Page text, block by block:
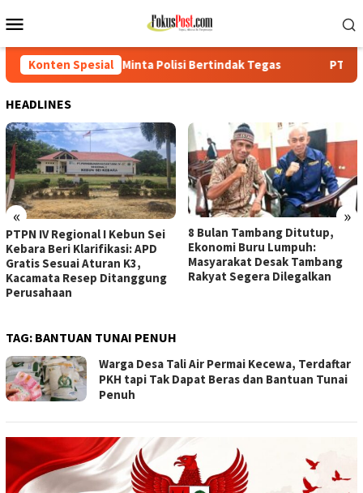
ke
Mobile
Konten Spesial
Polisi Bertindak Tegas PTPN IV Regional I Kebun
HEADLINES
« »
PTPN IV Regional I Kebun Sei
Kebara Beri Klarifikasi: APD
Gratis Sesuai Aturan K3,
Kacamata Resep Ditanggung
Perusahaan
8 Bulan Tambang Ditutup,
Ekonomi Buru Lumpuh:
Masyarakat Desak Tambang
Rakyat Segera Dilegalkan
TAG: BANTUAN TUNAI PENUH
Warga Desa Tali Air Permai Kecewa, Terdaftar
PKH tapi Tak Dapat Beras dan Bantuan Tunai
Penuh